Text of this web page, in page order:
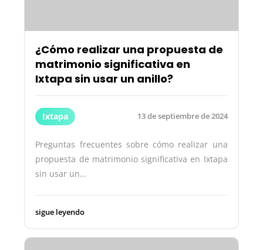
¿Cómo realizar una propuesta de
matrimonio significativa en
Ixtapa sin usar un anillo?
Ixtapa 13 de septiembre de 2024
Preguntas frecuentes sobre cómo realizar una
propuesta de matrimonio significativa en Ixtapa
sin usar un…
sigue leyendo